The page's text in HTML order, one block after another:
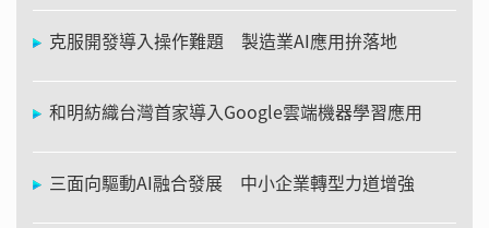
克服開發導入操作難題 製造業AI應用拚落地
和明紡織台灣首家導入Google雲端機器學習應用
三面向驅動AI融合發展 中小企業轉型力道增強